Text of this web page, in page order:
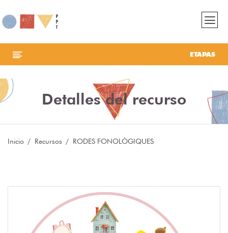
ETAPAS
Detalles del recurso
Inicio Recursos RODES FONOLÒGIQUES